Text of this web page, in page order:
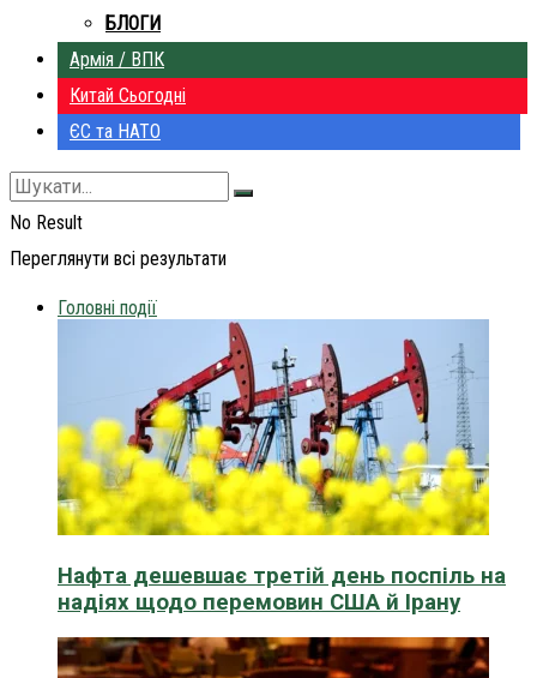
БЛОГИ
Армія / ВПК
Китай Сьогодні
ЄС та НАТО
No Result
Переглянути всі результати
Головні події
Нафта дешевшає третій день поспіль на
надіях щодо перемовин США й Ірану